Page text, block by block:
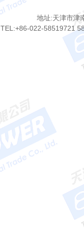
地址:天津市津
TEL:+86-022-58519721